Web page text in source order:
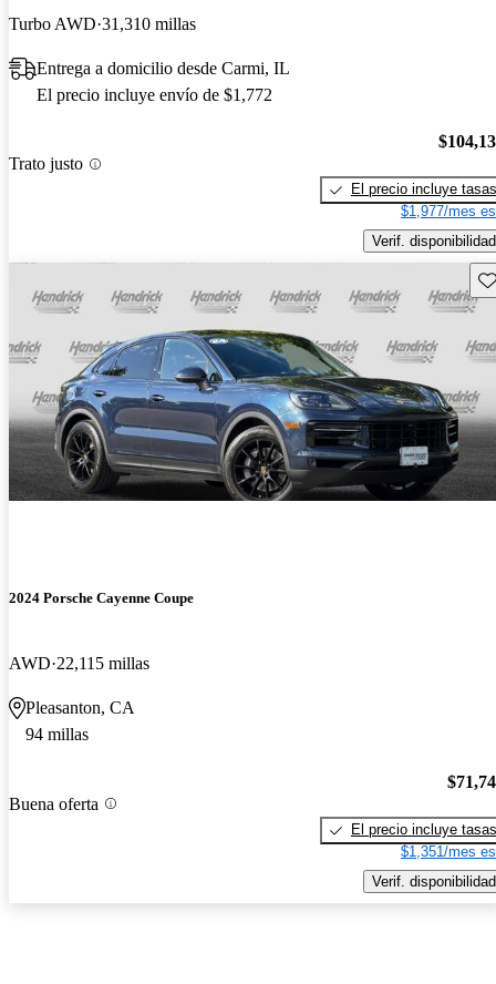
Turbo AWD 31,310 millas
Entrega a domicilio desde Carmi, IL
El precio incluye envío de $1,772
Trato justo
El precio incluye tasas
$1,977/mes
Verif. disponibilidad
2024 Porsche Cayenne Coupe
AWD 22,115 millas
Pleasanton, CA
94 millas
Buena oferta
El precio incluye tasas
$1,351/mes
Verif. disponibilidad